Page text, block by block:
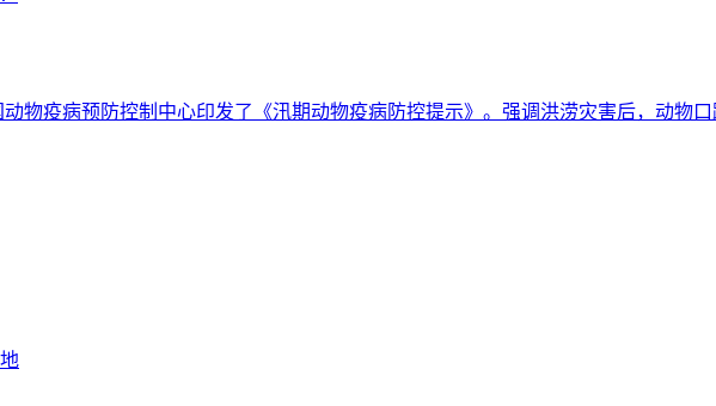
物疫病预防控制中心印发了《汛期动物疫病防控提示》。强调洪涝灾害后，动物